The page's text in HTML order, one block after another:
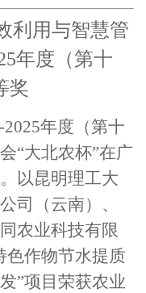
利用与智慧管
年度（第十
奖
年度（第十
“大北农杯”在广
以昆明理工大
司（云南）、
农业科技有限
色作物节水提质
”项目荣获农业